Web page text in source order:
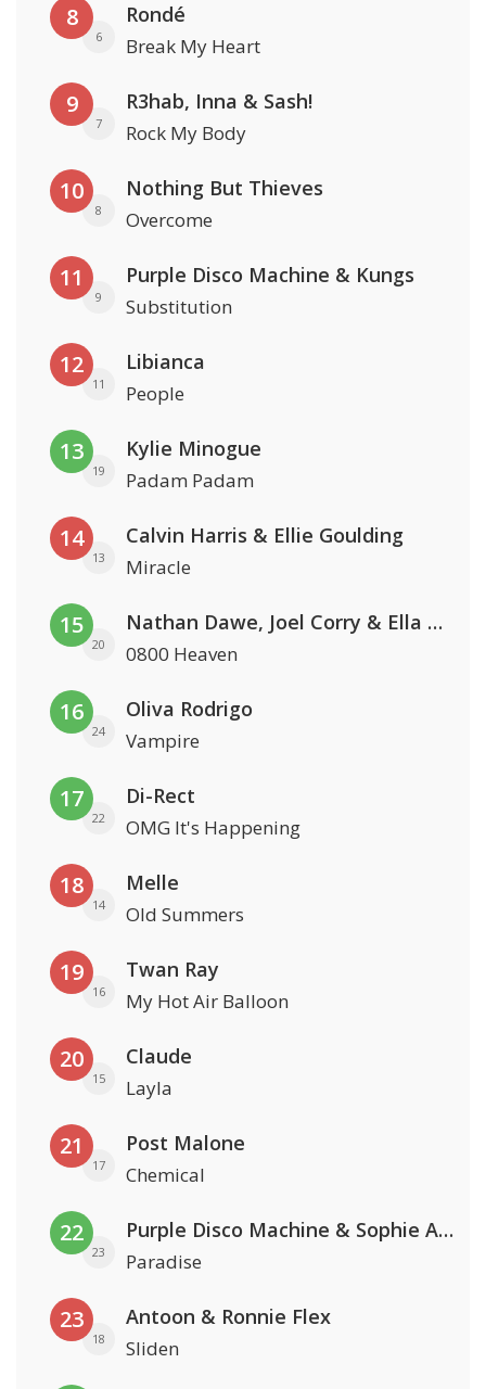
8
6
Rondé
Break My Heart
9
7
R3hab, Inna & Sash!
Rock My Body
10
8
Nothing But Thieves
Overcome
11
9
Purple Disco Machine & Kungs
Substitution
12
11
Libianca
People
13
19
Kylie Minogue
Padam Padam
14
13
Calvin Harris & Ellie Goulding
Miracle
15
20
Nathan Dawe, Joel Corry & Ella Henderson
0800 Heaven
16
24
Oliva Rodrigo
Vampire
17
22
Di-Rect
OMG It's Happening
18
14
Melle
Old Summers
19
16
Twan Ray
My Hot Air Balloon
20
15
Claude
Layla
21
17
Post Malone
Chemical
22
23
Purple Disco Machine & Sophie And The Giants
Paradise
23
18
Antoon & Ronnie Flex
Sliden